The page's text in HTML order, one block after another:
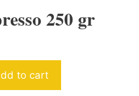
250 gr
to cart